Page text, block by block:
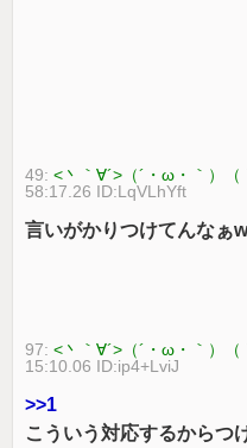
49:<丶｀∀´>（´・ω・｀）
58:17.26 ID:LqVLhYft
言いがかりつけてんなぁ
97:<丶｀∀´>（´・ω・｀）
15:10.06 ID:ip4+LviJ
>>1
こういう対応するからつ